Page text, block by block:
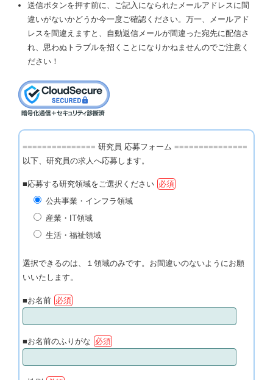
送信ボタンを押す前に、ご記入になられたメールアドレスに間
違いがないかどうか今一度ご確認ください。万一、メールアド
レスを間違えますと、自動返信メールが間違った宛先に配信さ
れ、思わぬトラブルを招くことになりかねませんのでご注意く
ださい！
=============== 研究員 応募フォーム ===============
以下、研究員の求人へ応募します。
■応募する研究領域をご選択ください 必須
公共事業・インフラ領域
産業・IT領域
生活・福祉領域
選択できるのは、１領域のみです。お間違いのないようにお願
いいたします。
■お名前 必須
■お名前のふりがな 必須